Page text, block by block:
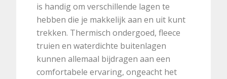
is handig om verschillende lagen te
hebben die je makkelijk aan en uit kunt
trekken. Thermisch ondergoed, fleece
truien en waterdichte buitenlagen
kunnen allemaal bijdragen aan een
comfortabele ervaring, ongeacht het